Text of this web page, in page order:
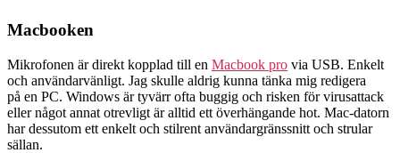
Macbooken
Mikrofonen är direkt kopplad till en Macbook pro via USB. Enkelt
och användarvänligt. Jag skulle aldrig kunna tänka mig redigera
på en PC. Windows är tyvärr ofta buggig och risken för virusattack
eller något annat otrevligt är alltid ett överhängande hot. Mac-datorn
har dessutom ett enkelt och stilrent användargränssnitt och strular
sällan.